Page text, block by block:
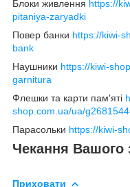
Блоки живлення https://
pitaniya-zaryadki
Повер банки https://kiwi-
bank
Наушники https://kiwi-
garnitura
Флешки та карти пам'яті
shop.com.ua/ua/
Парасольки https://kiwi-
Чекання Вашого
Приховати